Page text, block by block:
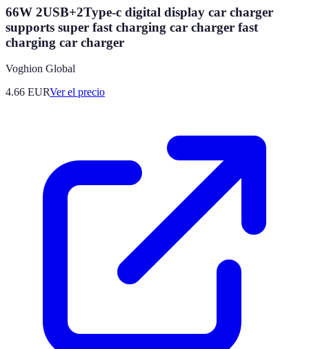
66W 2USB+2Type-c digital display car charger
supports super fast charging car charger fast
charging car charger
Voghion Global
4.66 EURVer el precio